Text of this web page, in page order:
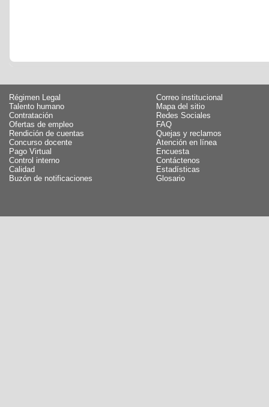
Régimen Legal
Talento humano
Contratación
Ofertas de empleo
Rendición de cuentas
Concurso docente
Pago Virtual
Control interno
Calidad
Buzón de notificaciones
Correo institucional
Mapa del sitio
Redes Sociales
FAQ
Quejas y reclamos
Atención en línea
Encuesta
Contáctenos
Estadísticas
Glosario